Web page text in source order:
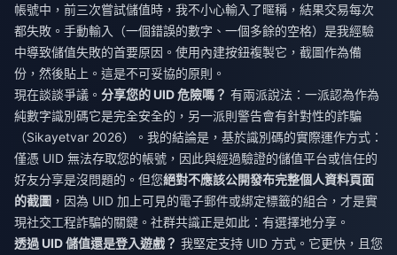
帳號中，前三次嘗試儲值時，我不小心輸入了暱稱，結果交易每次
都失敗。手動輸入（一個錯誤的數字、一個多餘的空格）是我經驗
中導致儲值失敗的首要原因。使用內建按鈕複製它，截圖作為備
份，然後貼上。這是不可妥協的原則。
現在談談爭議。 分享您的 UID 危險嗎？ 有兩派說法：一派認為作為
純數字識別碼它是完全安全的，另一派則警告會有針對性的詐騙
（Sikayetvar 2026）。我的結論是，基於識別碼的實際運作方式：
僅憑 UID 無法存取您的帳號，因此與經過驗證的儲值平台或信任的
好友分享是沒問題的。但您絕對不應該公開發布完整個人資料頁面
的截圖 ，因為 UID 加上可見的電子郵件或綁定標籤的組合，才是實
現社交工程詐騙的關鍵。社群共識正是如此：有選擇地分享。
透過 UID 儲值還是登入遊戲？ 我堅定支持 UID 方式。它更快，且您